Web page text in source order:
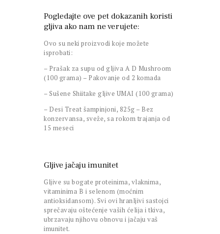
Pogledajte ove pet dokazanih koristi
gljiva ako nam ne verujete:
Ovo su neki proizvodi koje možete
isprobati:
– Prašak za supu od gljiva A D Mushroom
(100 grama) – Pakovanje od 2 komada
– Sušene Shiitake gljive UMAI (100 grama)
– Desi Treat šampinjoni, 825g – Bez
konzervansa, sveže, sa rokom trajanja od
15 meseci
Gljive jačaju imunitet
Gljive su bogate proteinima, vlaknima,
vitaminima B i selenom (moćnim
antioksidansom). Svi ovi hranljivi sastojci
sprečavaju oštećenje vaših ćelija i tkiva,
ubrzavaju njihovu obnovu i jačaju vaš
imunitet.